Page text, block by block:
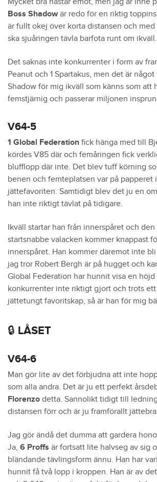
Boss Shadowär redo för en riktig
är fullt okej över korta distansen och
ska sjuåringen tävla barfota runt om ikväll.
Det saknas inte konkurrenter i form av
Peanut och 1 Spartakus, men det är
Shadow för mig ikväll som känns som att
femstjärnig och passerar miljonen
V64-5
1 Global Federation fick hänga med till
kördes V85 där och femåringen fick
blufflopp där inte. Det blev tuff körning
benen och femteplatsen var på papperet
jättefavoriten. Samtidigt blev det ju en
han inte riktigt tävlat på tidigare.
Ikväll startar han från innerspåret och den
startsnabbe valacken kommer knappast
innerspåret. Han kommer däremot inte
jag tror Robert Bergh är på hugget och
Global Federation har hunnit visa en
konkurrenter inte riktigt gjort och trots
jättetungt favoritskap, så är han för mig
🔒 LÅSET
V64-6
Man gör lite av det förbjudna att inte
som alla andra. Det är ju ett perfekt
Florenzo detta. Sannolikt tidigt till
distansen förr och är ju framförallt
Jag gör ändå det dumma att gardera
Ja, 6 Proffs är fortsatt lite halvseg av sig
bländande tävlingsform ännu. Han har
hunnit få två lopp i kroppen. Han är av